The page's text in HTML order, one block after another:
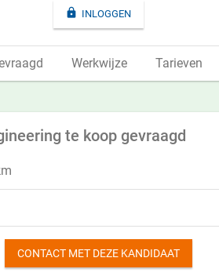
te koop gevraagd
CONTACT MET DEZE KANDIDAAT
 INLOGGEN
Werkwijze Tarieven